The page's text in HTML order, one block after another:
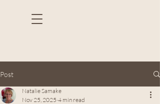
Post
Natalie Samake
Nov 25, 2025 4 min read